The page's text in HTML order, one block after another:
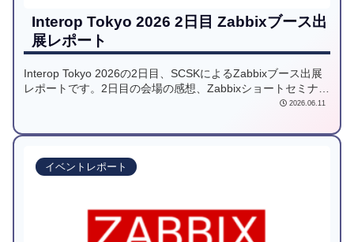
Interop Tokyo 2026 2日目 Zabbixブース出
展レポート
Interop Tokyo 2026の2日目、SCSKによるZabbixブース出展
レポートです。2日目の会場の感想、Zabbixショートセミナー
やサービス紹介、ノベルティ情報をお届けします。AI活用が
2026.06.11
イベントレポート